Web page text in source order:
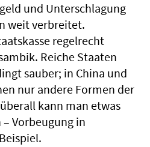
und Unterschlagung
weit verbreitet.
regelrecht
Reiche Staaten
sauber; in China und
nur andere Formen der
kann man etwas
Vorbeugung in